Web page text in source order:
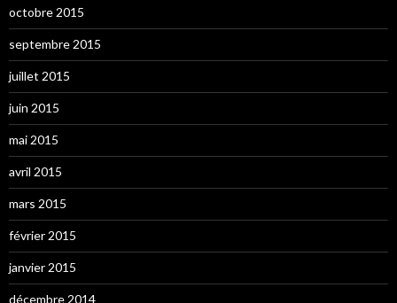
octobre 2015
septembre 2015
juillet 2015
juin 2015
mai 2015
avril 2015
mars 2015
février 2015
janvier 2015
décembre 2014